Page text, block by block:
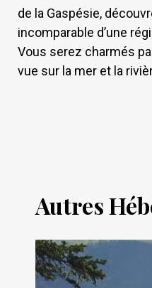
de la Gaspésie,
incomparable d’une
Vous serez charmés
vue sur la mer et la
Autres